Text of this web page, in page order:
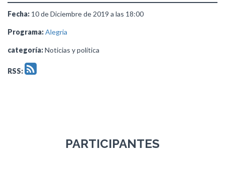
Fecha: 10 de Diciembre de 2019 a las 18:00
Programa:Alegria
categoría:Noticias y política
RSS:
PARTICIPANTES